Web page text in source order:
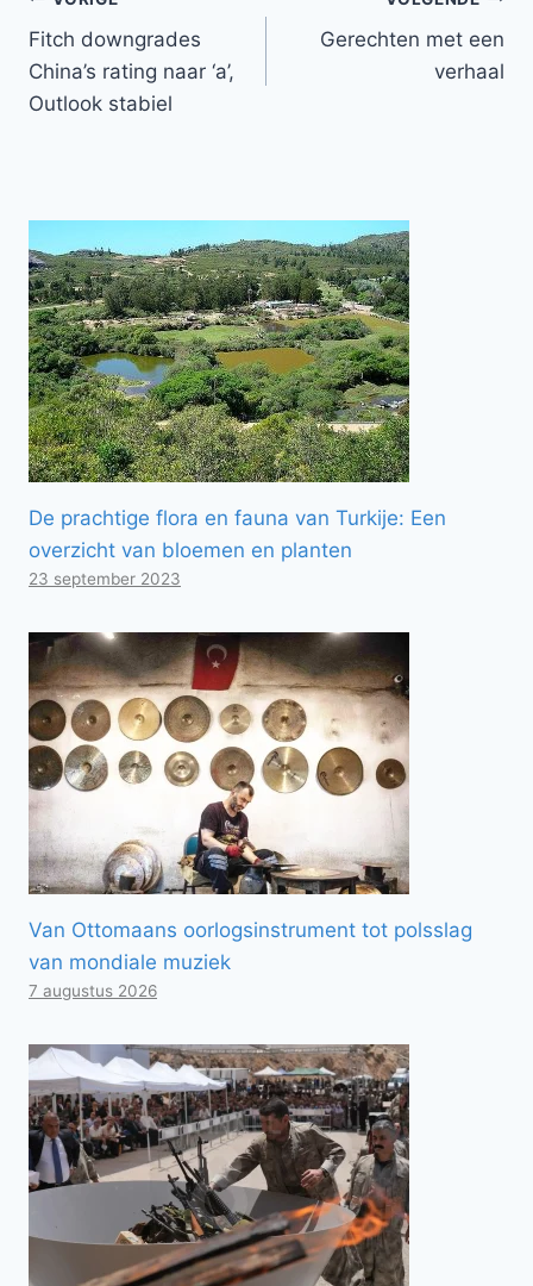
navigatie
Fitch downgrades
China’s rating naar ‘a’,
Outlook stabiel
Gerechten met een
verhaal
De prachtige flora en fauna van Turkije: Een
overzicht van bloemen en planten
23 september 2023
Van Ottomaans oorlogsinstrument tot polsslag
van mondiale muziek
7 augustus 2026